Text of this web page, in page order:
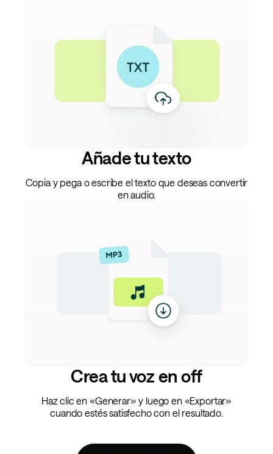
Añade tu texto
Copia y pega o escribe el texto que deseas convertir
en audio.
Crea tu voz en off
Haz clic en «Generar» y luego en «Exportar»
cuando estés satisfecho con el resultado.